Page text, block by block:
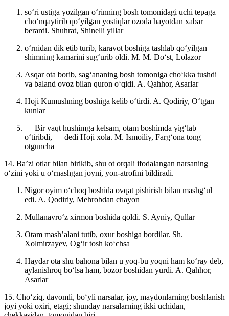
soʻri ustiga yozilgan oʻrinning bosh tomonidagi uchi tepaga
choʻnqaytirib qoʻyilgan yostiqlar ozoda hayotdan xabar
berardi. Shuhrat, Shinelli yillar
oʻrnidan dik etib turib, karavot boshiga tashlab qoʻyilgan
shimning kamarini sugʻurib oldi. M. M. Doʻst, Lolazor
Asqar ota borib, sagʻananing bosh tomoniga choʻkka tushdi
va baland ovoz bilan quron oʻqidi. A. Qahhor, Asarlar
Hoji Kumushning boshiga kelib oʻtirdi. A. Qodiriy, Oʻtgan
kunlar
— Bir vaqt hushimga kelsam, otam boshimda yigʻlab
oʻtiribdi, — dedi Hoji xola. M. Ismoiliy, Fargʻona tong
otguncha
14. Baʼzi otlar bilan birikib, shu ot orqali ifodalangan narsaning
oʻzini yoki u oʻrnashgan joyni, yon-atrofini bildiradi.
Nigor oyim oʻchoq boshida ovqat pishirish bilan mashgʻul
edi. A. Qodiriy, Mehrobdan chayon
Mullanavroʻz xirmon boshida qoldi. S. Ayniy, Qullar
Otam mashʼalani tutib, oxur boshiga bordilar. Sh.
Xolmirzayev, Ogʻir tosh koʻchsa
Haydar ota shu bahona bilan u yoq-bu yoqni ham koʻray deb,
aylanishroq boʻlsa ham, bozor boshidan yurdi. A. Qahhor,
Asarlar
15. Choʻziq, davomli, boʻyli narsalar, joy, maydonlarning boshlanish
joyi yoki oxiri, etagi; shunday narsalarning ikki uchidan,